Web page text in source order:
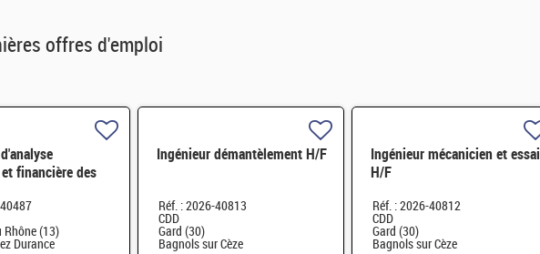
offres d'emploi
financière des
H/F
Rhône (13)
Durance
Ingénieur démantèlement H/F
Réf. : 2026-40813
CDD
Gard (30)
Bagnols sur Cèze
Ingénieur mécanicien et essai
H/F
Réf. : 2026-40812
CDD
Gard (30)
Bagnols sur Cèze